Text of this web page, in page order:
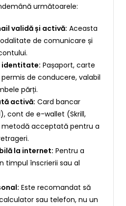
următoarele:
validă și activă: Aceasta
de comunicare și
identitate: Pașaport, carte
de conducere, valabil
părți.
activă: Card bancar
cont de e-wallet (Skrill,
metodă acceptată pentru a
la internet: Pentru a
timpul înscrierii sau al
Este recomandat să
sau telefon, nu un